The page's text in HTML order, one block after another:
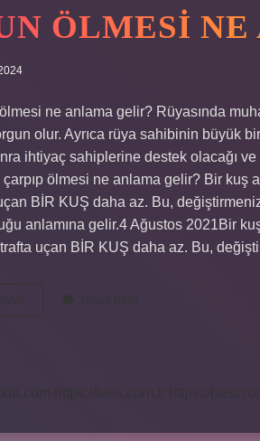
ÖLMESI
ne anlama gelir? Rüyasında
olur. Ayrıca rüya sahibinin büyük
ihtiyaç sahiplerine destek olacağı ve
ölmesi ne anlama gelir? Bir kuş
BİR KUŞ daha az. Bu,
anlamına gelir.4 Ağustos 2021Bir
uçan BİR KUŞ daha az. Bu,